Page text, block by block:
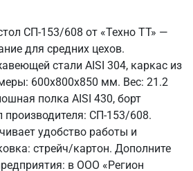
СП-153/608 от «Техно ТТ» —
для средних цехов.
стали AISI 304, каркас из
600x800x850 мм. Вес: 21.2
полка AISI 430, борт
производителя: СП-153/608.
удобство работы и
стрейч/картон. Дополните
в ООО «Регион